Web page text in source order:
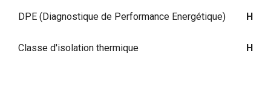
DPE (Diagnostique de Performance Energétique) H
Classe d'isolation thermique H